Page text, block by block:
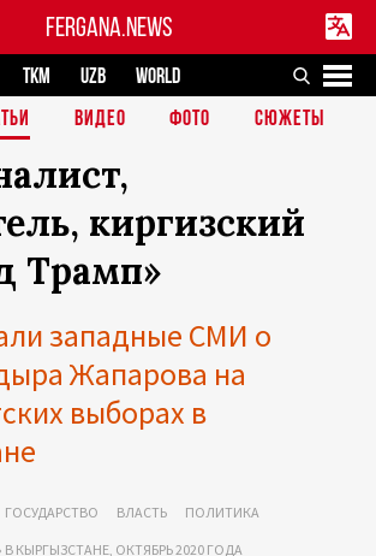
FERGANA.NEWS
TKM UZB
WORLD
ВИДЕО ФОТО СЮЖЕТЫ
киргизский
Трамп»
западные СМИ о
Жапарова на
выборах в
ГОСУДАРСТВО ВЛАСТЬ ПОЛИТИКА
КЫРГЫЗСТАНЕ, ОКТЯБРЬ 2020 ГОДА